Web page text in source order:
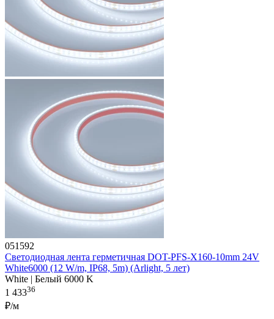
051592
Светодиодная лента герметичная DOT-PFS-X160-10mm 24V
White6000 (12 W/m, IP68, 5m) (Arlight, 5 лет)
White | Белый 6000 K
1 43336
₽/м